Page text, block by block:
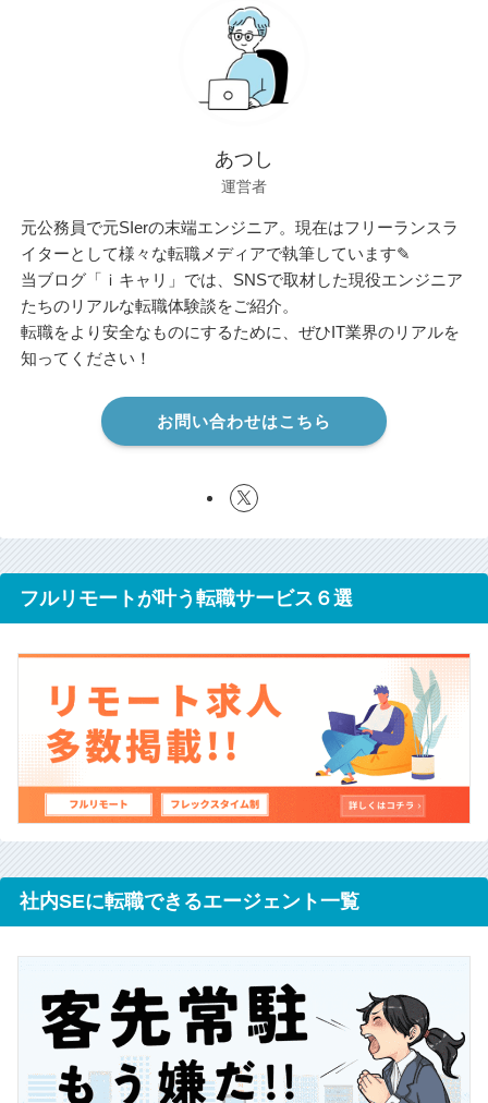
あつし
運営者
元公務員で元SIerの末端エンジニア。現在はフリーランスラ
イターとして様々な転職メディアで執筆しています✎
当ブログ「ｉキャリ」では、SNSで取材した現役エンジニア
たちのリアルな転職体験談をご紹介。
転職をより安全なものにするために、ぜひIT業界のリアルを
知ってください！
お問い合わせはこちら
フルリモートが叶う転職サービス６選
社内SEに転職できるエージェント一覧